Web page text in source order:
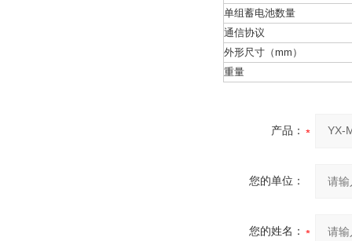
单组蓄电池数量
通信协议
外形尺寸（mm）
重量
产品：
您的单位：
您的姓名：